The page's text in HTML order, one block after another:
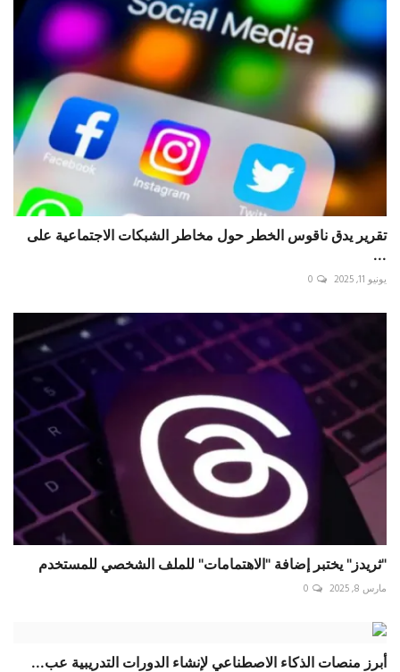
تقرير يدق ناقوس الخطر حول مخاطر الشبكات الاجتماعية على
...
يونيو 11, 2025 0
"ثريدز" يختبر إضافة "الاهتمامات" للملف الشخصي للمستخدم
مارس 8, 2025 0
أبرز منصات الذكاء الاصطناعي لإنشاء الدورات التدريبية عب...